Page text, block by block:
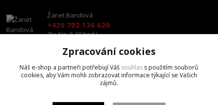
Žanet Bandová
+420 702 136 620
(Po-Ne, 8-20 hod.)
shop@brandscapital.cz
Zpracování cookies
Náš e-shop a partneři potřebují Váš souhlas s použitím souborů
cookies, aby Vám mohli zobrazovat informace týkající se Vašich
zájmů.